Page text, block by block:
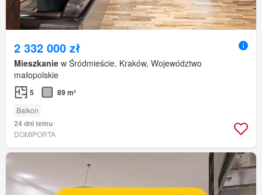
2 332 000 zł
Mieszkanie w Śródmieście, Kraków, Województwo
małopolskie
5 89 m²
Balkon
24 dni temu
DOMIPORTA